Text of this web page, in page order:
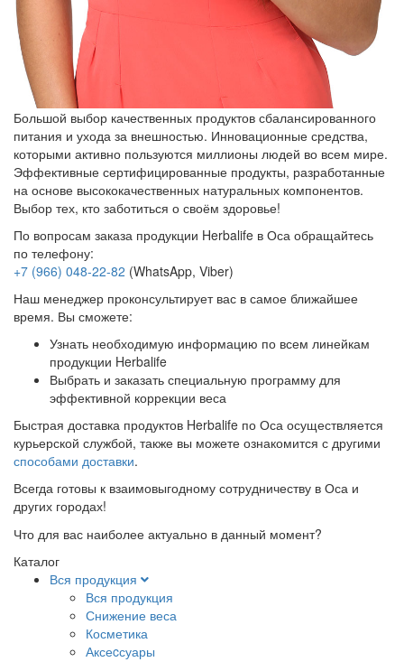
Большой выбор качественных продуктов сбалансированного
питания и ухода за внешностью. Инновационные средства,
которыми активно пользуются миллионы людей во всем мире.
Эффективные сертифицированные продукты, разработанные
на основе высококачественных натуральных компонентов.
Выбор тех, кто заботиться о своём здоровье!
По вопросам заказа продукции Herbalife в Оса обращайтесь
по телефону:
+7 (966) 048-22-82 (WhatsApp, Viber)
Наш менеджер проконсультирует вас в самое ближайшее
время. Вы сможете:
Узнать необходимую информацию по всем линейкам
продукции Herbalife
Выбрать и заказать специальную программу для
эффективной коррекции веса
Быстрая доставка продуктов Herbalife по Оса осуществляется
курьерской службой, также вы можете ознакомится с другими
способами доставки.
Всегда готовы к взаимовыгодному сотрудничеству в Оса и
других городах!
Что для вас наиболее актуально в данный момент?
Каталог
Вся продукция
Вся продукция
Снижение веса
Косметика
Аксеcсуары